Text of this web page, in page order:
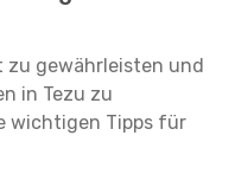
zu gewährleisten und
in Tezu zu
wichtigen Tipps für